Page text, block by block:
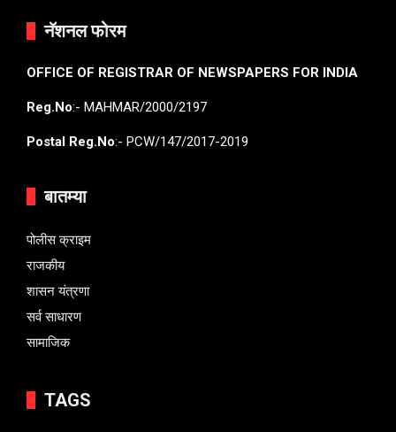
नॅशनल फोरम
OFFICE OF REGISTRAR OF NEWSPAPERS FOR INDIA
Reg.No:- MAHMAR/2000/2197
Postal Reg.No:- PCW/147/2017-2019
बातम्या
पोलीस क्राइम
राजकीय
शासन यंत्रणा
सर्व साधारण
सामाजिक
TAGS